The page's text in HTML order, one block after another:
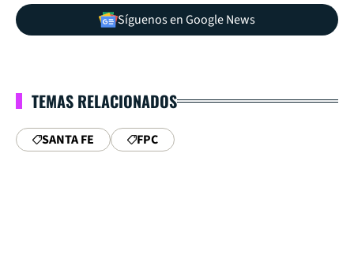
Síguenos en Google News
TEMAS RELACIONADOS
SANTA FE FPC